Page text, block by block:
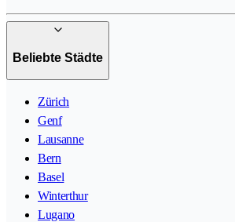
Beliebte Städte
Zürich
Genf
Lausanne
Bern
Basel
Winterthur
Lugano